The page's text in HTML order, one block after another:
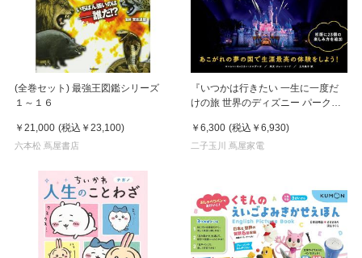
(全巻セット) 最強王図鑑シリーズ
１～１６
￥21,000 (税込 ￥23,100)
六本松 蔦屋書店
『いつかは行きたい 一生に一度だ
けの旅 世界のディズニー パーク＆
ー・キャリカー・スマザーズ (著),
上川典子 (翻訳)
￥6,300 (税込 ￥6,930)
二子玉川 蔦屋家電